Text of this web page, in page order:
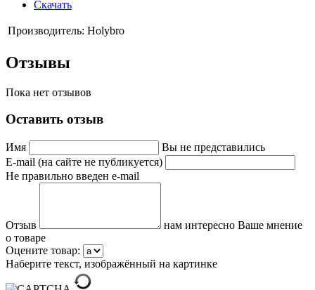
Скачать
Производитель: Holybro
Отзывы
Пока нет отзывов
Оставить отзыв
Имя
Вы не представились
E-mail (на сайте не публикуется)
Не правильно введен e-mail
Отзыв
нам интересно Ваше мнение
о товаре
Оцените товар:
Наберите текст, изображённый на картинке